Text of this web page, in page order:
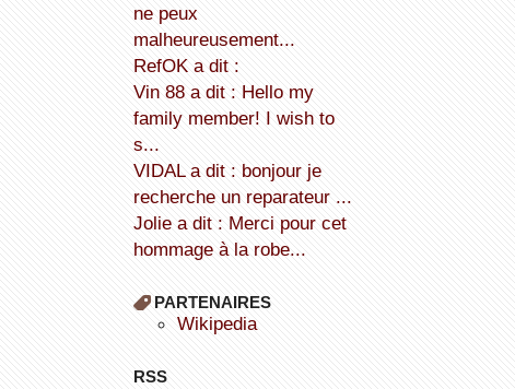
ne peux
malheureusement...
refOK a dit :
Vin 88 a dit : Hello my
family member! I wish to
s...
VIDAL a dit : bonjour je
recherche un reparateur ...
Jolie a dit : Merci pour cet
hommage à la robe...
PARTENAIRES
wikipedia
RSS